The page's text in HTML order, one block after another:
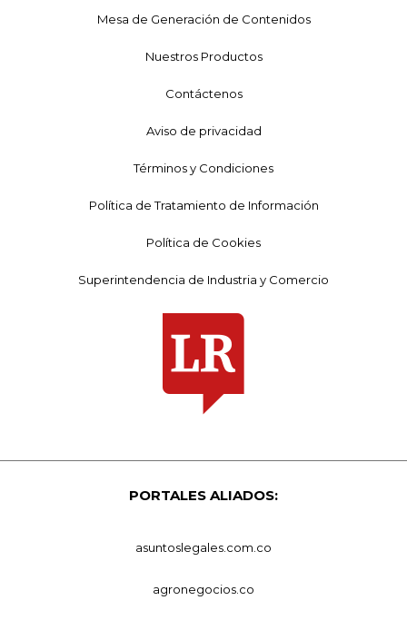
Mesa de Generación de Contenidos
Nuestros Productos
Contáctenos
Aviso de privacidad
Términos y Condiciones
Política de Tratamiento de Información
Política de Cookies
Superintendencia de Industria y Comercio
PORTALES ALIADOS:
asuntoslegales.com.co
agronegocios.co